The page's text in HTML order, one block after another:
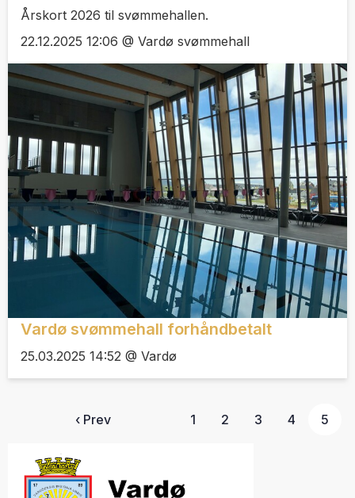
Årskort 2026 til svømmehallen.
22.12.2025 12:06 @ Vardø svømmehall
Vardø svømmehall forhåndbetalt
25.03.2025 14:52 @ Vardø
‹ Prev 1 2 3 4 5